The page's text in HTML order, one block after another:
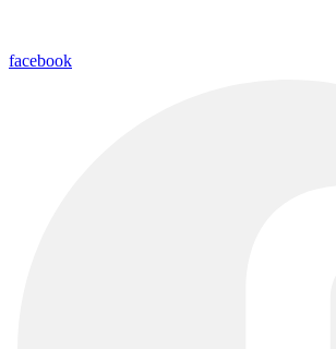
facebook